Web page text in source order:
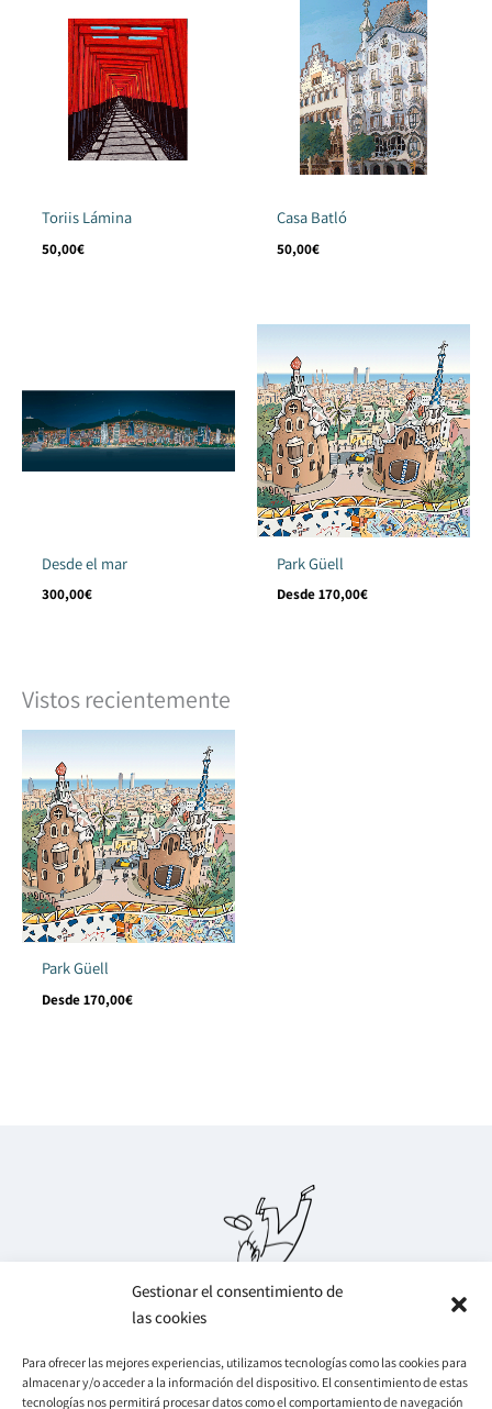
Gestionar el consentimiento de
las cookies
Para ofrecer las mejores experiencias, utilizamos tecnologías como las cookies para
almacenar y/o acceder a la información del dispositivo. El consentimiento de estas
tecnologías nos permitirá procesar datos como el comportamiento de navegación
Toriis Lámina
50,00€
Casa Batló
50,00€
Desde el mar
300,00€
Park Güell
Desde170,00€
Vistos recientemente
Park Güell
Desde170,00€
Legal Info